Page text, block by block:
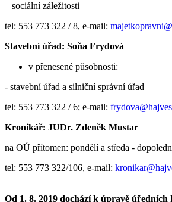
sociální záležitosti
tel: 553 773 322 / 8, e-mail:
Stavební úřad: Soňa Frydová
v přenesené působnosti:
- stavební úřad a silniční správní úřad
tel: 553 773 322 / 6; e-mail:
Kronikář: JUDr. Zdeněk Mustar
na OÚ přítomen: pondělí a středa -
tel: 553 773 322/106, e-mail:
Od 1. 8. 2019 dochází k úpravě úředních